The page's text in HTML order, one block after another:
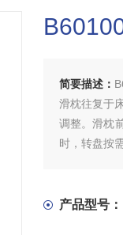
简要描述：
滑枕往复于
调整。滑枕
时，转盘按
给。
产品型号：